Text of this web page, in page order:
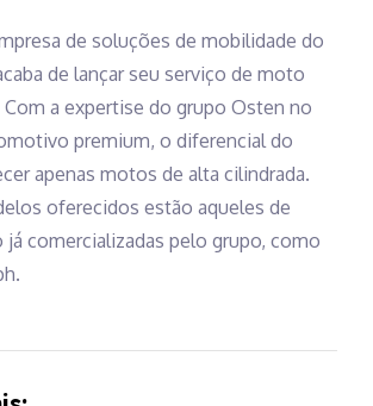
de soluções de mobilidade do
de lançar seu serviço de moto
Com a expertise do grupo Osten no
premium, o diferencial do
apenas motos de alta cilindrada.
oferecidos estão aqueles de
já comercializadas pelo grupo, como